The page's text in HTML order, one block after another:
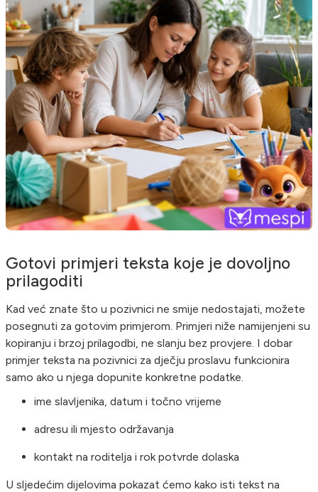
Gotovi primjeri teksta koje je dovoljno
prilagoditi
Kad već znate što u pozivnici ne smije nedostajati, možete
posegnuti za gotovim primjerom. Primjeri niže namijenjeni su
kopiranju i brzoj prilagodbi, ne slanju bez provjere. I dobar
primjer teksta na pozivnici za dječju proslavu funkcionira
samo ako u njega dopunite konkretne podatke.
ime slavljenika, datum i točno vrijeme
adresu ili mjesto održavanja
kontakt na roditelja i rok potvrde dolaska
U sljedećim dijelovima pokazat ćemo kako isti tekst na